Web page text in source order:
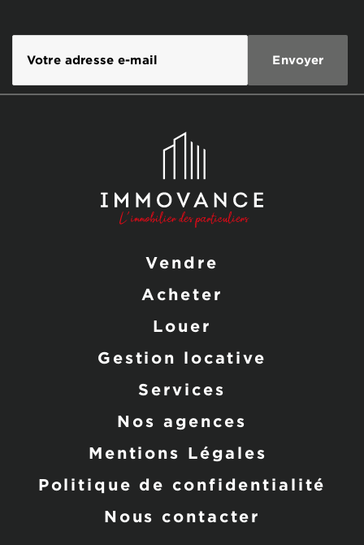
Vendre
Acheter
Louer
Gestion locative
Services
Nos agences
Mentions Légales
Politique de confidentialité
Nous contacter